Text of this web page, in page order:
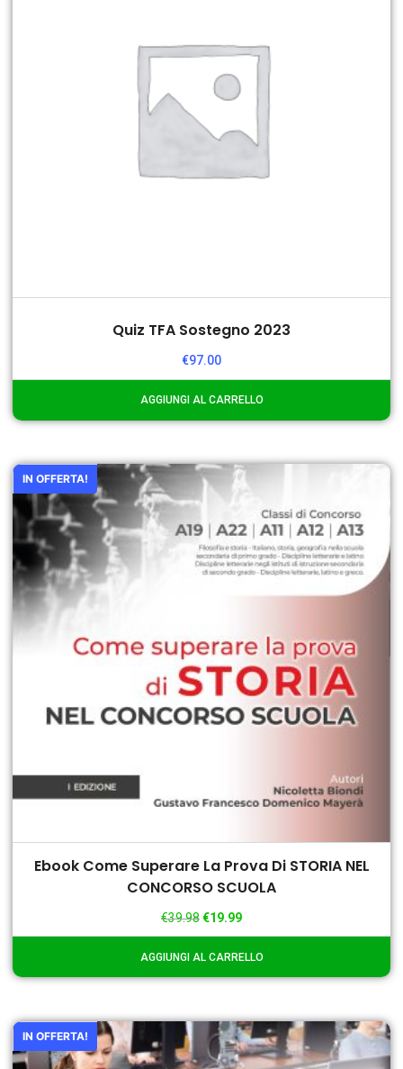
Quiz TFA Sostegno 2023
€97.00
AGGIUNGI AL CARRELLO
IN OFFERTA!
Ebook Come Superare La Prova Di STORIA NEL
CONCORSO SCUOLA
€39.98€19.99
AGGIUNGI AL CARRELLO
IN OFFERTA!